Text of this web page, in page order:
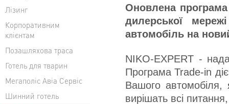
Лізинг
Корпоративним
клієнтам
Позашляхова траса
Готель для тварин
Мегаполіс Авіа Сервіс
Шинний готель
Оновлена програма
дилерської
автомобіль на
NIKO-EXPERT -
Програма Trade-in
Вашого автомобіля,
вирішать всі